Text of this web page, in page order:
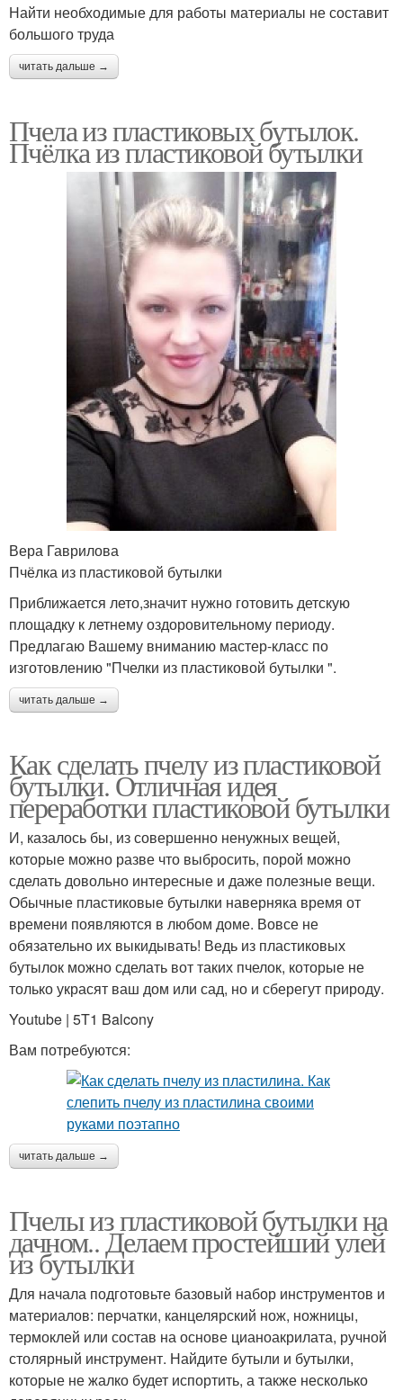
Найти необходимые для работы материалы не составит
большого труда
читать дальше →
Пчела из пластиковых бутылок.
Пчёлка из пластиковой бутылки
Вера Гаврилова
Пчёлка из пластиковой бутылки
Приближается лето,значит нужно готовить детскую
площадку к летнему оздоровительному периоду.
Предлагаю Вашему вниманию мастер-класс по
изготовлению "Пчелки из пластиковой бутылки ".
читать дальше →
Как сделать пчелу из пластиковой
бутылки. Отличная идея
переработки пластиковой бутылки
И, казалось бы, из совершенно ненужных вещей,
которые можно разве что выбросить, порой можно
сделать довольно интересные и даже полезные вещи.
Обычные пластиковые бутылки наверняка время от
времени появляются в любом доме. Вовсе не
обязательно их выкидывать! Ведь из пластиковых
бутылок можно сделать вот таких пчелок, которые не
только украсят ваш дом или сад, но и сберегут природу.
Youtube | 5T1 Balcony
Вам потребуются:
читать дальше →
Пчелы из пластиковой бутылки на
дачном.. Делаем простейший улей
из бутылки
Для начала подготовьте базовый набор инструментов и
материалов: перчатки, канцелярский нож, ножницы,
термоклей или состав на основе цианоакрилата, ручной
столярный инструмент. Найдите бутыли и бутылки,
которые не жалко будет испортить, а также несколько